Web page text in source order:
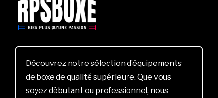
Découvrez notre sélection d’équipements
de boxe de qualité supérieure. Que vous
soyez débutant ou professionnel, nous